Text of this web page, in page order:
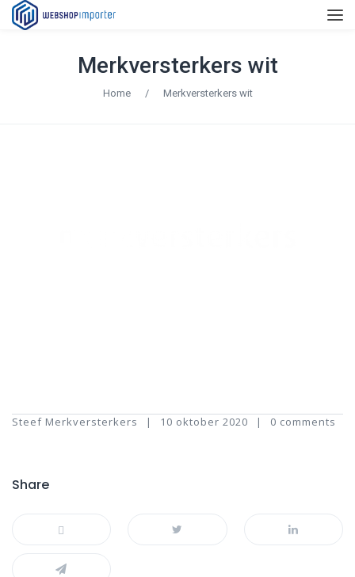
Merkversterkers wit
Home / Merkversterkers wit
Steef Merkversterkers 10 oktober 2020 0 comments
Share